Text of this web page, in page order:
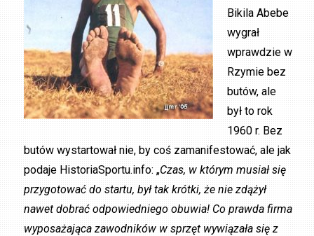
Bikila Abebe
wygrał
wprawdzie w
Rzymie bez
butów, ale
był to rok
1960 r. Bez
butów wystartował nie, by coś zamanifestować, ale jak
podaje HistoriaSportu.info: „Czas, w którym musiał się
przygotować do startu, był tak krótki, że nie zdążył
nawet dobrać odpowiedniego obuwia! Co prawda firma
wyposażająca zawodników w sprzęt wywiązała się z